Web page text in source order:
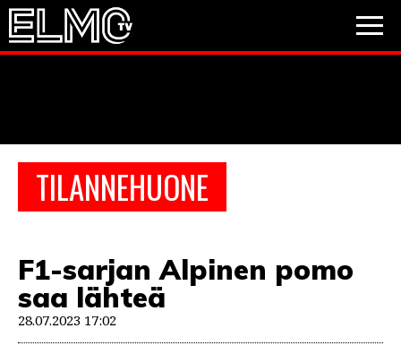
TILANNEHUONE
F1-sarjan Alpinen pomo
saa lähteä
28.07.2023 17:02
PESÄPALLO
VIDEOT
JALKAPALLO
EM2021
Huuhkajat
JÄÄKIEKKO
PESÄPALLO